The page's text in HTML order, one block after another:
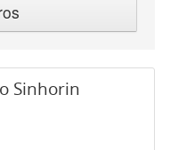
Sinhorin